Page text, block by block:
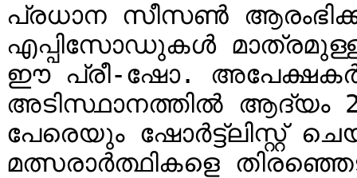
പ്രധാന സീസൺ
എപ്പിസോഡുകൾ മാത്രമുള്ള
ഈ പ്രീ-ഷോ.
അടിസ്ഥാനത്തിൽ ആദ്യം
പേരെയും ഷോർട്ട്ലിസ്റ്റ്
മത്സരാർത്ഥികളെ